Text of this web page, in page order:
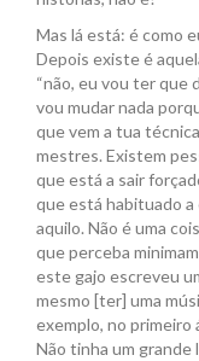
Mas lá está: é como
Depois existe é
“não, eu vou ter que
vou mudar nada
que vem a tua
mestres. Existem
que está a sair
que está habituado
aquilo. Não é uma
que perceba
este gajo escreveu
mesmo [ter] uma
exemplo, no primeiro
Não tinha um